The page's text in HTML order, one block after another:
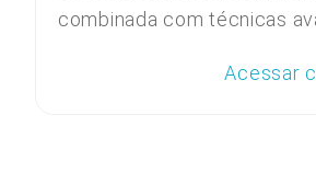
combinada com técnicas
Acessar